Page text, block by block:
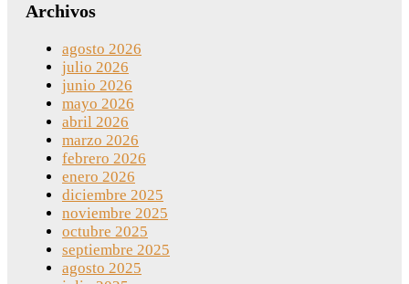
Archivos
agosto 2026
julio 2026
junio 2026
mayo 2026
abril 2026
marzo 2026
febrero 2026
enero 2026
diciembre 2025
noviembre 2025
octubre 2025
septiembre 2025
agosto 2025